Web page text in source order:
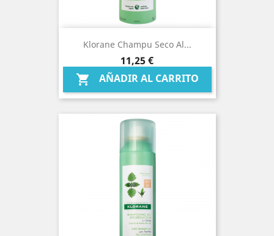
Klorane Champu Seco Al...
Precio
11,25 €
 AÑADIR AL CARRITO